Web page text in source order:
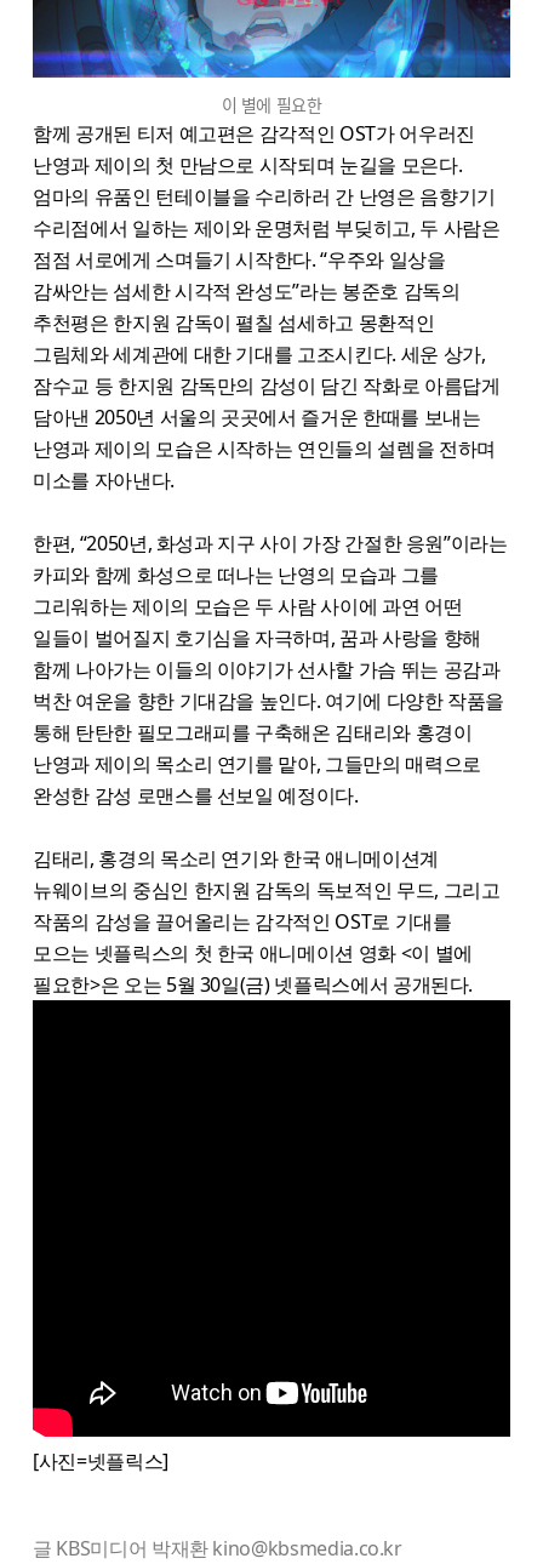
이 별에 필요한
함께 공개된 티저 예고편은 감각적인 OST가 어우러진
난영과 제이의 첫 만남으로 시작되며 눈길을 모은다.
엄마의 유품인 턴테이블을 수리하러 간 난영은 음향기기
수리점에서 일하는 제이와 운명처럼 부딪히고, 두 사람은
점점 서로에게 스며들기 시작한다. “우주와 일상을
감싸안는 섬세한 시각적 완성도”라는 봉준호 감독의
추천평은 한지원 감독이 펼칠 섬세하고 몽환적인
그림체와 세계관에 대한 기대를 고조시킨다. 세운 상가,
잠수교 등 한지원 감독만의 감성이 담긴 작화로 아름답게
담아낸 2050년 서울의 곳곳에서 즐거운 한때를 보내는
난영과 제이의 모습은 시작하는 연인들의 설렘을 전하며
미소를 자아낸다.
한편, “2050년, 화성과 지구 사이 가장 간절한 응원”​이라는
카피와 함께 화성으로 떠나는 난영의 모습과 그를
그리워하는 제이의 모습은 두 사람 사이에 과연 어떤
일들이 벌어질지 호기심을 자극하며, 꿈과 사랑을 향해
함께 나아가는 이들의 이야기가 선사할 가슴 뛰는 공감과
벅찬 여운을 향한 기대감을 높인다. 여기에 다양한 작품을
통해 탄탄한 필모그래피를 구축해온 김태리와 홍경이
난영과 제이의 목소리 연기를 맡아, 그들만의 매력으로
완성한 감성 로맨스를 선보일 예정이다.
김태리, 홍경의 목소리 연기와 한국 애니메이션계
뉴웨이브의 중심인 한지원 감독의 독보적인 무드, 그리고
작품의 감성을 끌어올리는 감각적인 OST로 기대를
모으는 넷플릭스의 첫 한국 애니메이션 영화 <이 별에
필요한>은 오는 5월 30일(금) 넷플릭스에서 공개된다.
[사진=넷플릭스]
글 KBS미디어 박재환 kino@kbsmedia.co.kr